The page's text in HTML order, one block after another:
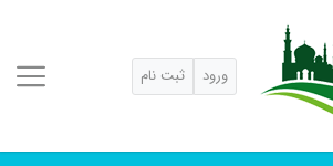
ورود ثبت نام